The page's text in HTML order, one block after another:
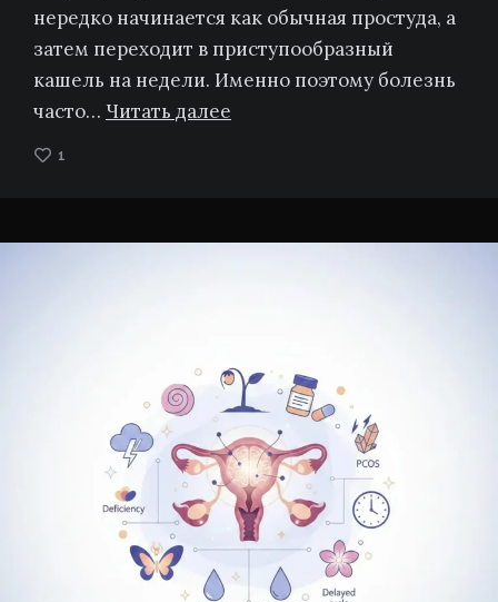
нередко начинается как обычная простуда, а
затем переходит в приступообразный
кашель на недели. Именно поэтому болезнь
часто… Читать далее
1